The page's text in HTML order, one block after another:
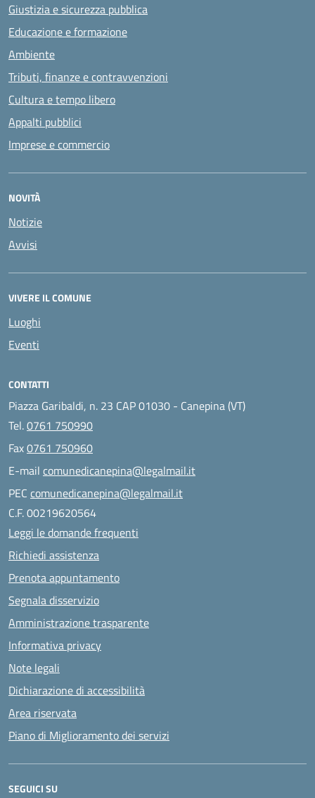
Giustizia e sicurezza pubblica
Educazione e formazione
Ambiente
Tributi, finanze e contravvenzioni
Cultura e tempo libero
Appalti pubblici
Imprese e commercio
NOVITÀ
Notizie
Avvisi
VIVERE IL COMUNE
Luoghi
Eventi
CONTATTI
Piazza Garibaldi, n. 23 CAP 01030 - Canepina (VT)
Tel.0761 750990
Fax0761 750960
E-mail comunedicanepina@legalmail.it
PEC comunedicanepina@legalmail.it
C.F. 00219620564
Leggi le domande frequenti
Richiedi assistenza
Prenota appuntamento
Segnala disservizio
Amministrazione trasparente
Informativa privacy
Note legali
Dichiarazione di accessibilità
Area riservata
Piano di Miglioramento dei servizi
SEGUICI SU